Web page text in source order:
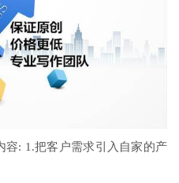
容: 1.把客户需求引入自家的产